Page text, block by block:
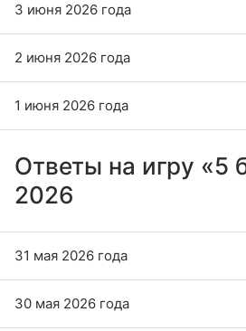
3 июня 2026 года
2 июня 2026 года
1 июня 2026 года
Ответы на игру «5
2026
31 мая 2026 года
30 мая 2026 года